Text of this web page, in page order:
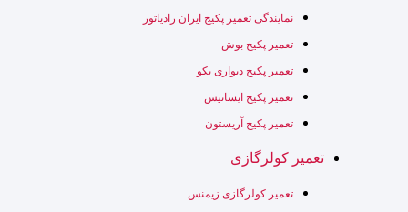
نمایندگی تعمیر پکیج ایران رادیاتور
تعمیر پکیج بوش
تعمیر پکیج دیواری بکو
تعمیر پکیج ایساتیس
تعمیر پکیج آریستون
تعمیر کولرگازی
تعمیر کولرگازی زیمنس